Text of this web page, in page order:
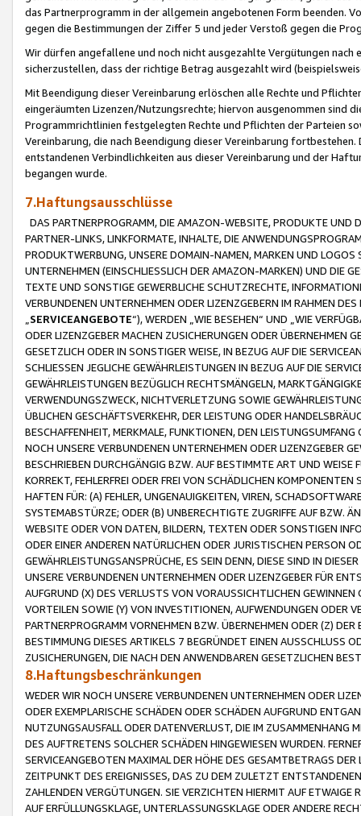
das Partnerprogramm in der allgemein angebotenen Form beenden.
gegen die Bestimmungen der Ziffer 5 und jeder Verstoß gegen die
Wir dürfen angefallene und noch nicht ausgezahlte Vergütungen
sicherzustellen, dass der richtige Betrag ausgezahlt wird
Mit Beendigung dieser Vereinbarung erlöschen alle Rechte und
eingeräumten Lizenzen/Nutzungsrechte; hiervon ausgenommen sind
Programmrichtlinien festgelegten Rechte und Pflichten der Parteien
Vereinbarung, die nach Beendigung dieser Vereinbarung
entstandenen Verbindlichkeiten aus dieser Vereinbarung und der
begangen wurde.
7.Haftungsausschlüsse
DAS PARTNERPROGRAMM, DIE AMAZON-WEBSITE, PRODUKTE UND
PARTNER-LINKS, LINKFORMATE, INHALTE, DIE
PRODUKTWERBUNG, UNSERE DOMAIN-NAMEN, MARKEN UND
UNTERNEHMEN (EINSCHLIESSLICH DER AMAZON-MARKEN) UND DIE
TEXTE UND SONSTIGE GEWERBLICHE SCHUTZRECHTE,
VERBUNDENEN UNTERNEHMEN ODER LIZENZGEBERN IM RAHMEN
SERVICEANGEBOTE“), WERDEN „WIE BESEHEN“ UND „WIE
ODER LIZENZGEBER MACHEN ZUSICHERUNGEN ODER ÜBERNEHMEN
GESETZLICH ODER IN SONSTIGER WEISE, IN BEZUG AUF DIE
SCHLIESSEN JEGLICHE GEWÄHRLEISTUNGEN IN BEZUG AUF DIE
GEWÄHRLEISTUNGEN BEZÜGLICH RECHTSMÄNGELN,
VERWENDUNGSZWECK, NICHTVERLETZUNG SOWIE
ÜBLICHEN GESCHÄFTSVERKEHR, DER LEISTUNG ODER
BESCHAFFENHEIT, MERKMALE, FUNKTIONEN, DEN
NOCH UNSERE VERBUNDENEN UNTERNEHMEN ODER LIZENZGEBER
BESCHRIEBEN DURCHGÄNGIG BZW. AUF BESTIMMTE ART UND
KORREKT, FEHLERFREI ODER FREI VON SCHÄDLICHEN
HAFTEN FÜR: (A) FEHLER, UNGENAUIGKEITEN, VIREN,
SYSTEMABSTÜRZE; ODER (B) UNBERECHTIGTE ZUGRIFFE AUF BZW.
WEBSITE ODER VON DATEN, BILDERN, TEXTEN ODER SONSTIGEN
ODER EINER ANDEREN NATÜRLICHEN ODER JURISTISCHEN PERSON
GEWÄHRLEISTUNGSANSPRÜCHE, ES SEIN DENN, DIESE SIND IN
UNSERE VERBUNDENEN UNTERNEHMEN ODER LIZENZGEBER FÜR
AUFGRUND (X) DES VERLUSTS VON VORAUSSICHTLICHEN
VORTEILEN SOWIE (Y) VON INVESTITIONEN, AUFWENDUNGEN ODER
PARTNERPROGRAMM VORNEHMEN BZW. ÜBERNEHMEN ODER (Z)
BESTIMMUNG DIESES ARTIKELS 7 BEGRÜNDET EINEN AUSSCHLUSS
ZUSICHERUNGEN, DIE NACH DEN ANWENDBAREN GESETZLICHEN
8.Haftungsbeschränkungen
WEDER WIR NOCH UNSERE VERBUNDENEN UNTERNEHMEN ODER
ODER EXEMPLARISCHE SCHÄDEN ODER SCHÄDEN AUFGRUND
NUTZUNGSAUSFALL ODER DATENVERLUST, DIE IM ZUSAMMENHANG
DES AUFTRETENS SOLCHER SCHÄDEN HINGEWIESEN WURDEN.
SERVICEANGEBOTEN MAXIMAL DER HÖHE DES GESAMTBETRAGS
ZEITPUNKT DES EREIGNISSES, DAS ZU DEM ZULETZT
ZAHLENDEN VERGÜTUNGEN. SIE VERZICHTEN HIERMIT AUF
AUF ERFÜLLUNGSKLAGE, UNTERLASSUNGSKLAGE ODER ANDERE